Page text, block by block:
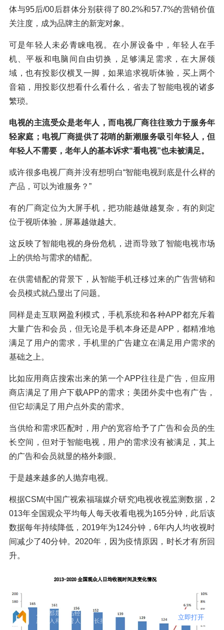
体与95后/00后群体分别获得了80.2%和57.7%的营销价值
关注度，成为品牌主的新宠对象。
可是年轻人未必青睐电视。在小屏设备中，年轻人在手
机、平板和电脑间自由切换，足够满足需求，在大屏领
域，也有投影仪横叉一脚，如果追求视听体验，买上两个
音箱，用投影仪想看什么看什么，省去了智能电视的诸多
繁琐。
电视的主流受众是老年人，而电视厂商往往致力于服务年
轻家庭；电视厂商提供了花哨的新潮服务吸引年轻人，但
年轻人不需要，老年人的基本诉求“看电视”也未被满足。
或许很多电视厂商并没有想明白“智能电视到底是什么样的
产品，可以为谁服务？”
有的厂商定位为大屏手机，把功能越做越复杂，有的则定
位于视听体验，屏幕越做越大。
这反映了智能电视的身份危机，进而导致了智能电视市场
上的供给与需求的错配。
在供需错配的背景下，从智能手机迁移过来的广告营销和
会员模式就凸显出了问题。
同样是走互联网盈利模式，手机系统和各种APP都充斥着
大量广告和会员，但无论是手机本身还是APP，都精准地
满足了用户的需求，手机里的广告建立在满足用户需求的
基础之上。
比如应用商店搜索出来的第一个APP往往是广告，但应用
商店满足了用户下载APP的需求；美团外卖中也有广告，
但它却满足了用户点外卖的需求。
当供给和需求匹配时，用户的宽容给予了广告和会员的生
长空间，但对于智能电视，用户的需求没有被满足，其上
的广告和会员就显的格外刺眼。
于是越来越多的人抛弃电视。
根据CSM(中国广视索福瑞媒介研究)电视收视监测数据，2
013年全国观众平均每人每天收看电视为165分钟，此后该
数据每年持续降低，2019年为124分钟，6年内人均收视时
间减少了40分钟。2020年，因为疫情原因，时长才有所回
升。